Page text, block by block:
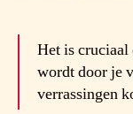
Het is cruciaal
wordt door je
verrassingen